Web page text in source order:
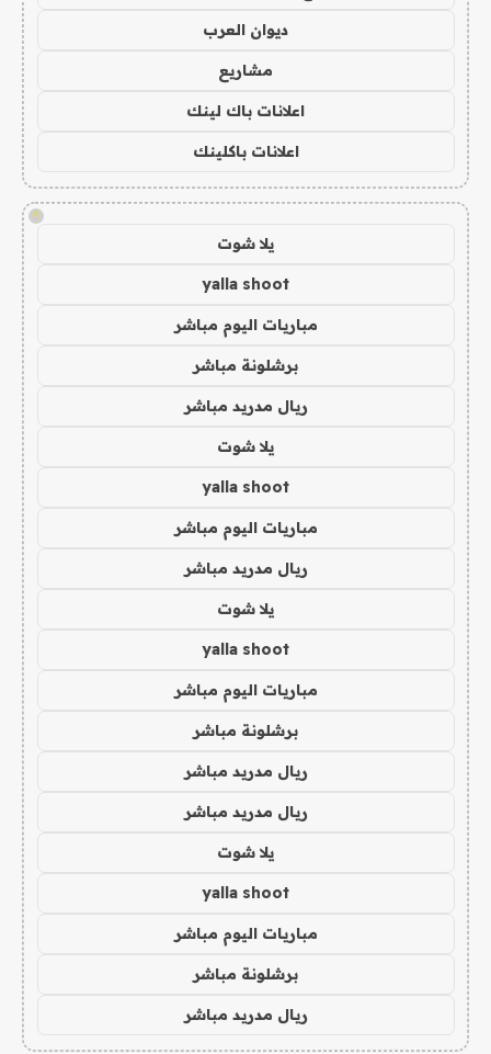
ديوان العرب
مشاريع
اعلانات باك لينك
اعلانات باكلينك
!
يلا شوت
yalla shoot
مباريات اليوم مباشر
برشلونة مباشر
ريال مدريد مباشر
يلا شوت
yalla shoot
مباريات اليوم مباشر
ريال مدريد مباشر
يلا شوت
yalla shoot
مباريات اليوم مباشر
برشلونة مباشر
ريال مدريد مباشر
ريال مدريد مباشر
يلا شوت
yalla shoot
مباريات اليوم مباشر
برشلونة مباشر
ريال مدريد مباشر